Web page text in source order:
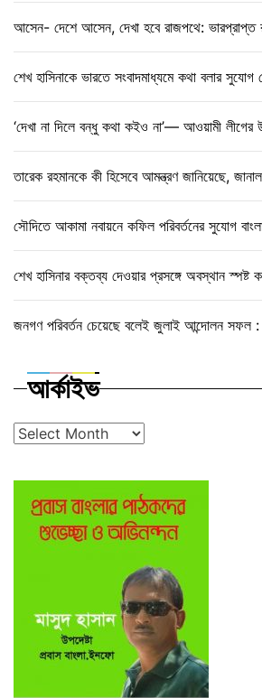
আসেন- দেশে আসেন, দেখা হবে রাজপথে: ভারপ্রাপ্ত
শেখ হাসিনাকে ভারতে সংবাদমাধ্যমে কথা বলার সুযোগ
‘দেখা না দিলে বন্ধু কথা কইও না’— আওয়ামী লীগের
তারেক রহমানকে কী হিসেবে আমন্ত্রণ জানিয়েছে,
সৌদিতে আকামা নবায়নে কফিল পরিবর্তনের সুযোগ
শেখ হাসিনার বক্তব্য দেওয়ার প্রসঙ্গে অবস্থান স্পষ্ট
জনগণ পরিবর্তন চেয়েছে বলেই জুলাই আন্দোলন সফল :
আর্কাইভ
আর্কাইভ